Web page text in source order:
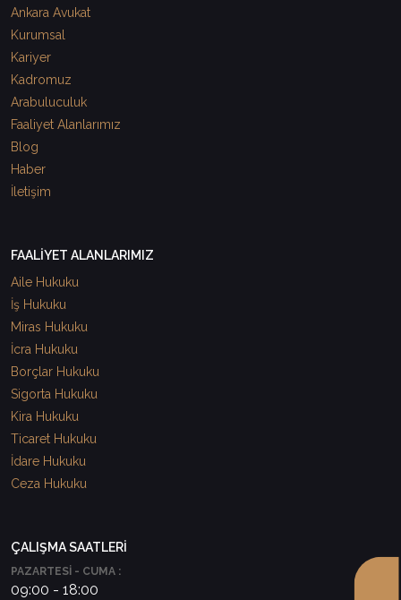
Ankara Avukat
Kurumsal
Kariyer
Kadromuz
Arabuluculuk
Faaliyet Alanlarımız
Blog
Haber
İletişim
FAALİYET ALANLARIMIZ
Aile Hukuku
İş Hukuku
Miras Hukuku
İcra Hukuku
Borçlar Hukuku
Sigorta Hukuku
Kira Hukuku
Ticaret Hukuku
İdare Hukuku
Ceza Hukuku
ÇALIŞMA SAATLERİ
PAZARTESİ - CUMA :
09:00 - 18:00